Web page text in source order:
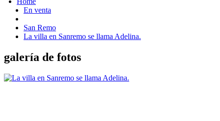
En venta
San Remo
La villa en Sanremo se llama Adelina.
galería de fotos